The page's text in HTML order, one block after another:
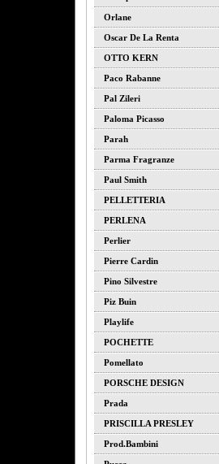
Orlane
Oscar De La Renta
OTTO KERN
Paco Rabanne
Pal Zileri
Paloma Picasso
Parah
Parma Fragranze
Paul Smith
PELLETTERIA
PERLENA
Perlier
Pierre Cardin
Pino Silvestre
Piz Buin
Playlife
POCHETTE
Pomellato
PORSCHE DESIGN
Prada
PRISCILLA PRESLEY
Prod.bambini